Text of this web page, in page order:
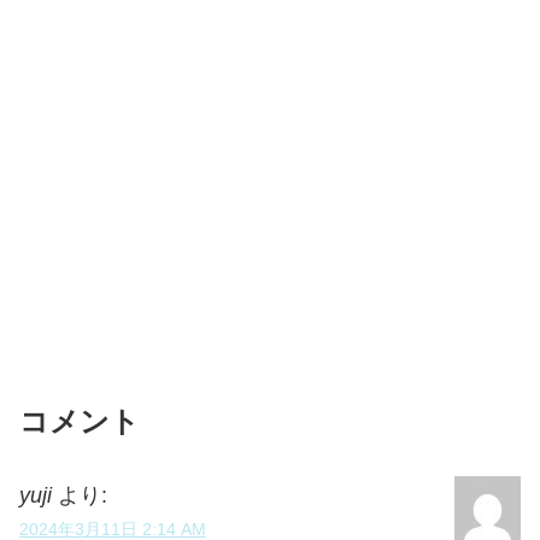
コメント
yuji より:
2024年3月11日 2:14 AM